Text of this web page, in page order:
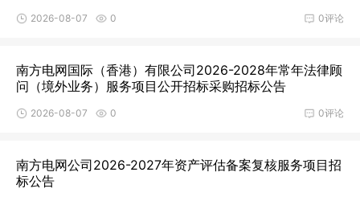
0评论
2026-08-07 0
南方电网国际（香港）有限公司2026-2028年常年法律顾
问（境外业务）服务项目公开招标采购招标公告
0评论
2026-08-07 0
南方电网公司2026-2027年资产评估备案复核服务项目招
标公告